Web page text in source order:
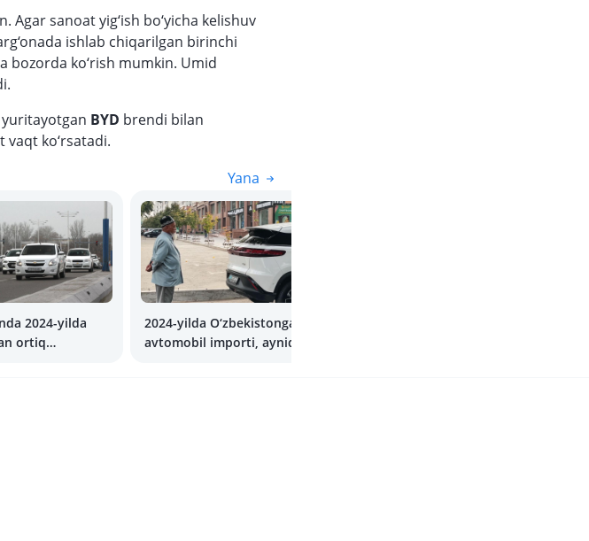
sanoat yig‘ish bo‘yicha kelishuv
ishlab chiqarilgan birinchi
bozorda ko‘rish mumkin. Umid
yuritayotgan BYD brendi bilan
vaqt ko‘rsatadi.
Yana
2024-yilda
ortiq
2024-yilda O‘zbekistonga
avtomobil importi, ayniqsa